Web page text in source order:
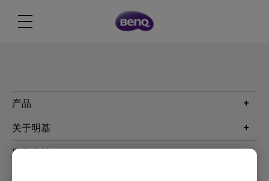
产品
投影机
关于明基
公司简介
服务支持